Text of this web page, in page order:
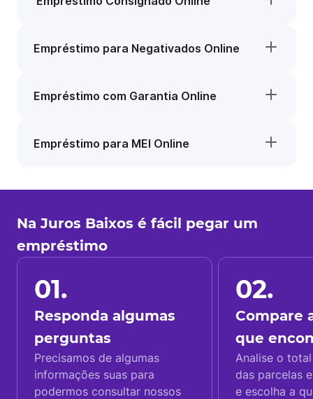
Empréstimo para Negativados Online
Empréstimo com Garantia Online
Empréstimo para MEI Online
Na Juros Baixos é fácil pegar um
empréstimo
01.
Responda algumas
perguntas
Precisamos de algumas
informações suas para
podermos consultar nossos
02.
Compare
que
Analise o
das parcelas
e escolha a